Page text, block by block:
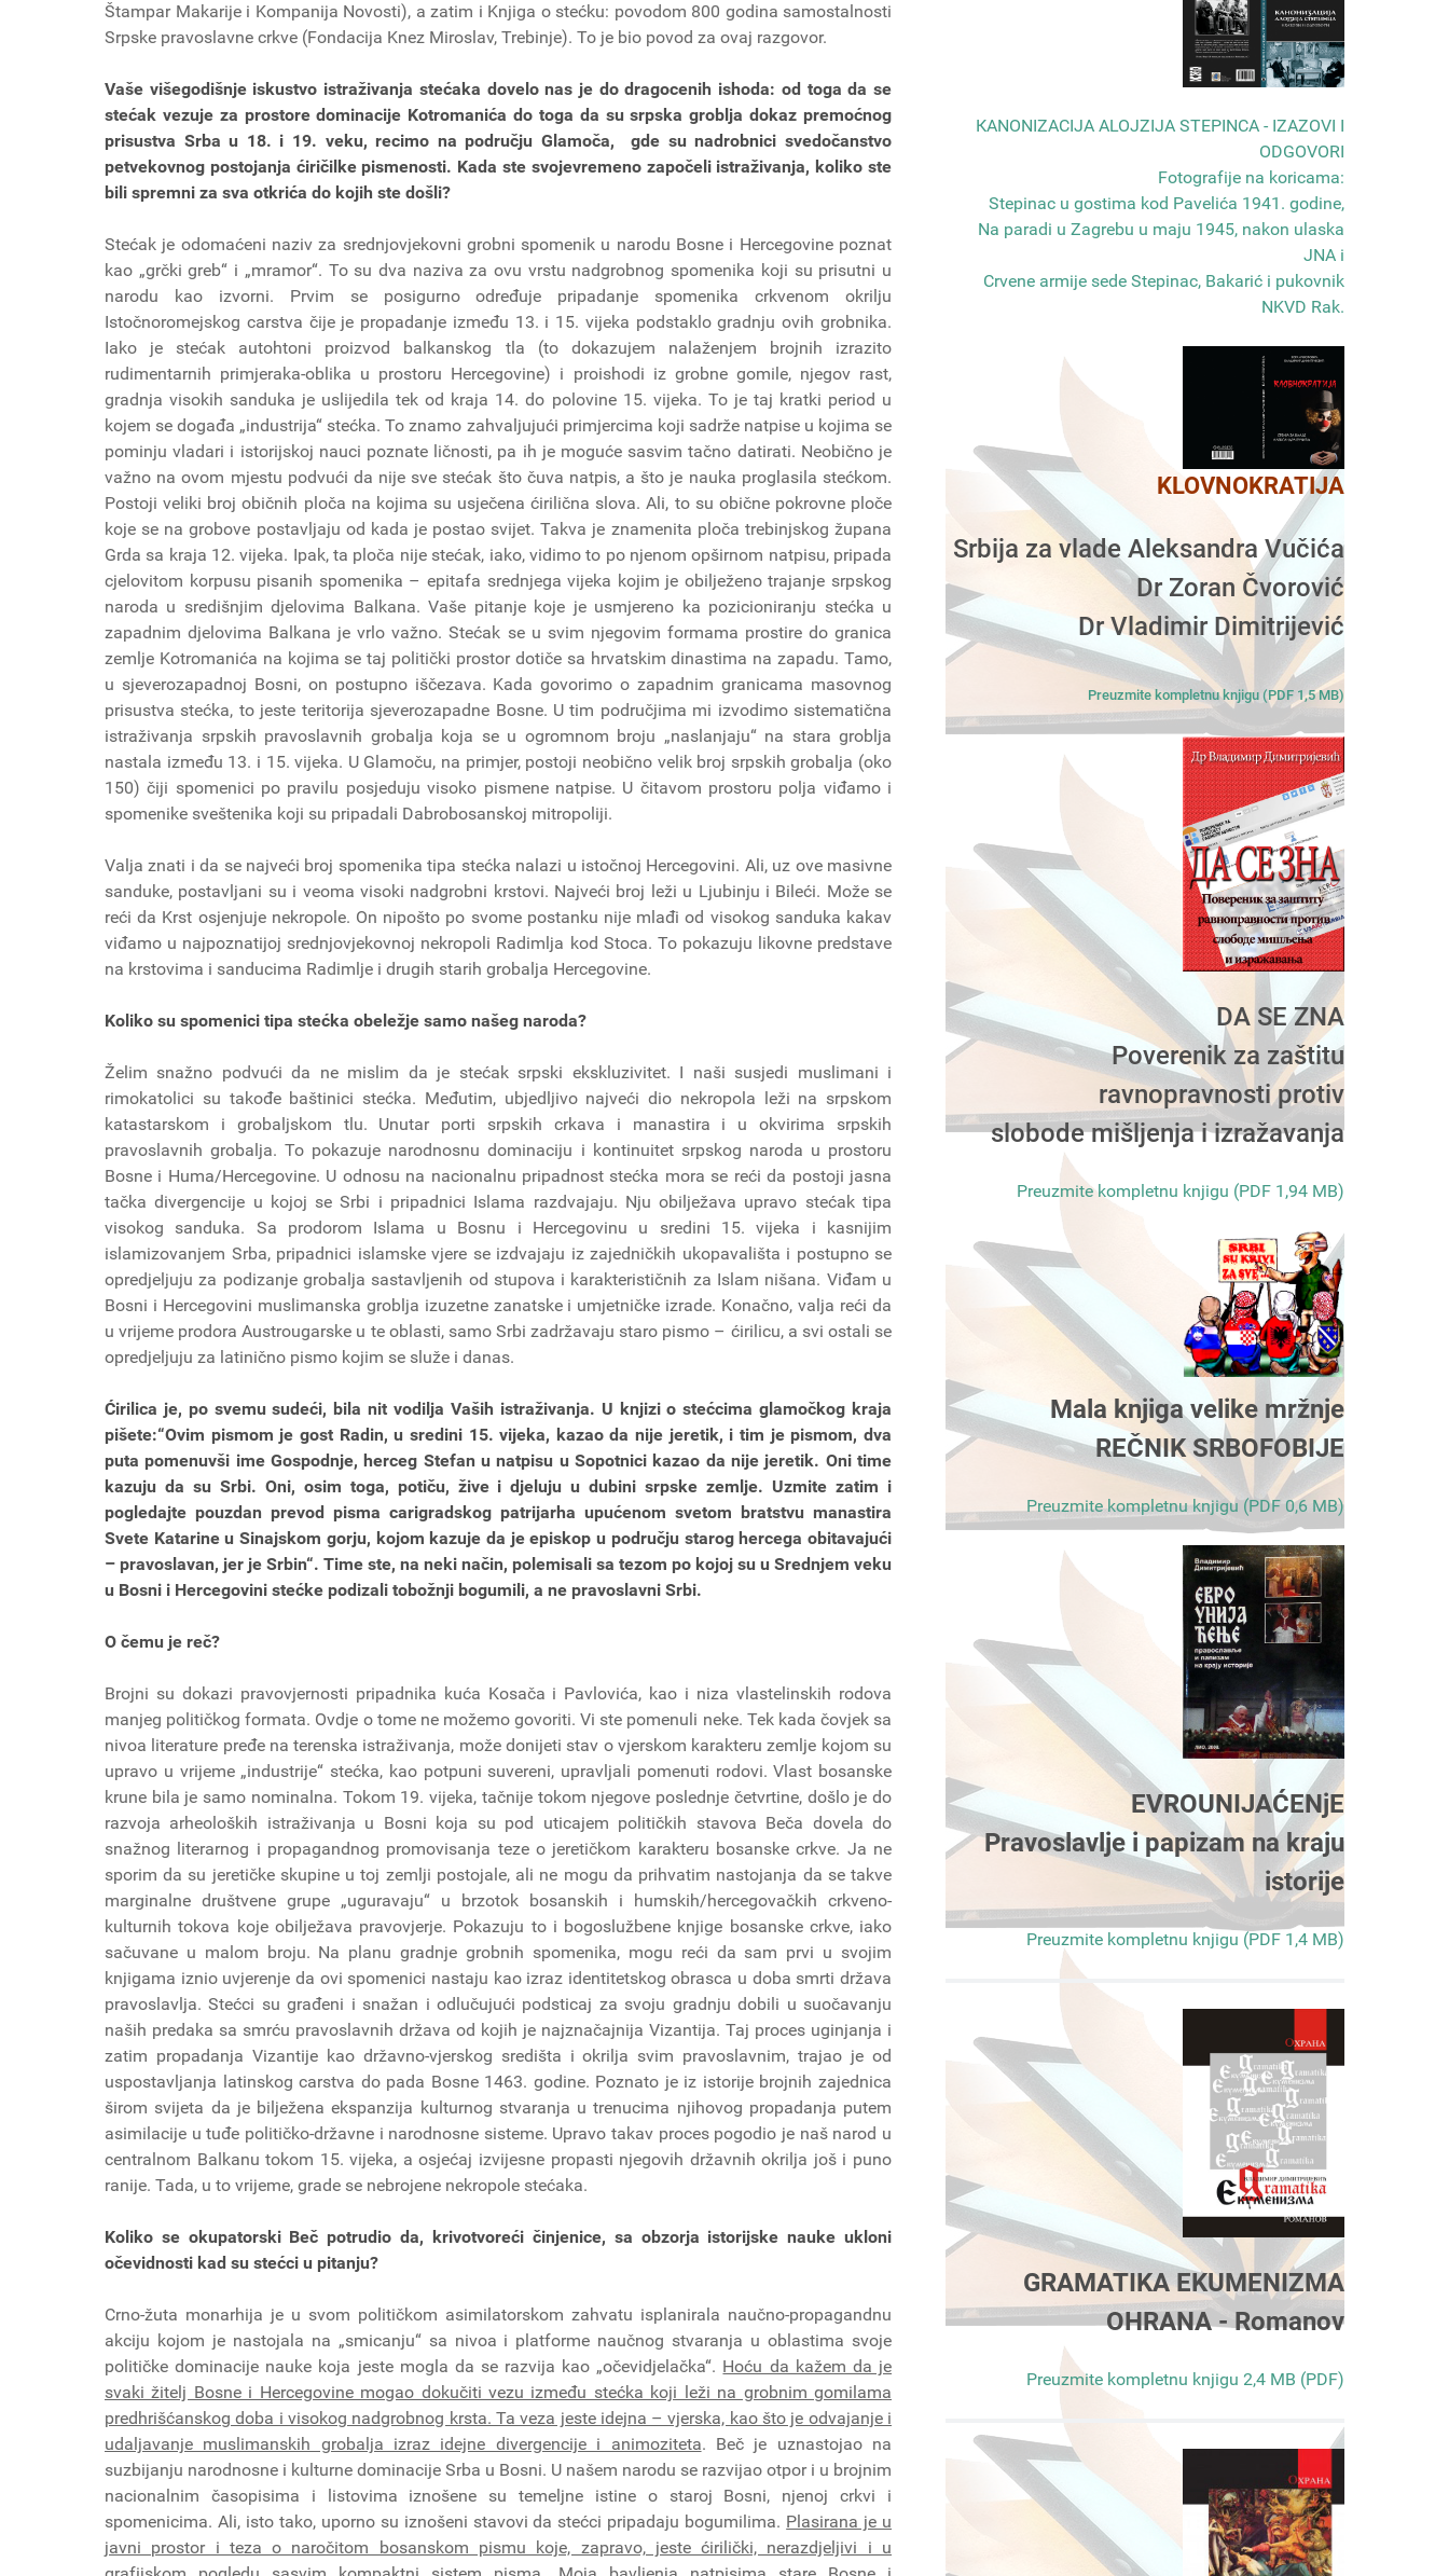
Štampar Makarije i Kompanija Novosti), a zatim i Knjiga o stećku: povodom 800 godina samostalnosti
Srpske pravoslavne crkve (Fondacija Knez Miroslav, Trebinje). To je bio povod za ovaj razgovor.
Vaše višegodišnje iskustvo istraživanja stećaka dovelo nas je do dragocenih ishoda: od toga da se
stećak vezuje za prostore dominacije Kotromanića do toga da su srpska groblja dokaz premoćnog
prisustva Srba u 18. i 19. veku, recimo na području Glamoča, gde su nadrobnici svedočanstvo
petvekovnog postojanja ćiričilke pismenosti. Kada ste svojevremeno započeli istraživanja, koliko ste
bili spremni za sva otkrića do kojih ste došli?
Stećak je odomaćeni naziv za srednjovjekovni grobni spomenik u narodu Bosne i Hercegovine poznat
kao „grčki greb“ i „mramor“. To su dva naziva za ovu vrstu nadgrobnog spomenika koji su prisutni u
narodu kao izvorni. Prvim se posigurno određuje pripadanje spomenika crkvenom okrilju
Istočnoromejskog carstva čije je propadanje između 13. i 15. vijeka podstaklo gradnju ovih grobnika.
Iako je stećak autohtoni proizvod balkanskog tla (to dokazujem nalaženjem brojnih izrazito
rudimentarnih primjeraka-oblika u prostoru Hercegovine) i proishodi iz grobne gomile, njegov rast,
gradnja visokih sanduka je uslijedila tek od kraja 14. do polovine 15. vijeka. To je taj kratki period u
kojem se događa „industrija“ stećka. To znamo zahvaljujući primjercima koji sadrže natpise u kojima se
pominju vladari i istorijskoj nauci poznate ličnosti, pa ih je moguće sasvim tačno datirati. Neobično je
važno na ovom mjestu podvući da nije sve stećak što čuva natpis, a što je nauka proglasila stećkom.
Postoji veliki broj običnih ploča na kojima su usječena ćirilična slova. Ali, to su obične pokrovne ploče
koje se na grobove postavljaju od kada je postao svijet. Takva je znamenita ploča trebinjskog župana
Grda sa kraja 12. vijeka. Ipak, ta ploča nije stećak, iako, vidimo to po njenom opširnom natpisu, pripada
cjelovitom korpusu pisanih spomenika – epitafa srednjega vijeka kojim je obilježeno trajanje srpskog
naroda u središnjim djelovima Balkana. Vaše pitanje koje je usmjereno ka pozicioniranju stećka u
zapadnim djelovima Balkana je vrlo važno. Stećak se u svim njegovim formama prostire do granica
zemlje Kotromanića na kojima se taj politički prostor dotiče sa hrvatskim dinastima na zapadu. Tamo,
u sjeverozapadnoj Bosni, on postupno iščezava. Kada govorimo o zapadnim granicama masovnog
prisustva stećka, to jeste teritorija sjeverozapadne Bosne. U tim područjima mi izvodimo sistematična
istraživanja srpskih pravoslavnih grobalja koja se u ogromnom broju „naslanjaju“ na stara groblja
nastala između 13. i 15. vijeka. U Glamoču, na primjer, postoji neobično velik broj srpskih grobalja (oko
150) čiji spomenici po pravilu posjeduju visoko pismene natpise. U čitavom prostoru polja viđamo i
spomenike sveštenika koji su pripadali Dabrobosanskoj mitropoliji.
Valja znati i da se najveći broj spomenika tipa stećka nalazi u istočnoj Hercegovini. Ali, uz ove masivne
sanduke, postavljani su i veoma visoki nadgrobni krstovi. Najveći broj leži u Ljubinju i Bileći. Može se
reći da Krst osjenjuje nekropole. On nipošto po svome postanku nije mlađi od visokog sanduka kakav
viđamo u najpoznatijoj srednjovjekovnoj nekropoli Radimlja kod Stoca. To pokazuju likovne predstave
na krstovima i sanducima Radimlje i drugih starih grobalja Hercegovine.
Koliko su spomenici tipa stećka obeležje samo našeg naroda?
Želim snažno podvući da ne mislim da je stećak srpski ekskluzivitet. I naši susjedi muslimani i
rimokatolici su takođe baštinici stećka. Međutim, ubjedljivo najveći dio nekropola leži na srpskom
katastarskom i grobaljskom tlu. Unutar porti srpskih crkava i manastira i u okvirima srpskih
pravoslavnih grobalja. To pokazuje narodnosnu dominaciju i kontinuitet srpskog naroda u prostoru
Bosne i Huma/Hercegovine. U odnosu na nacionalnu pripadnost stećka mora se reći da postoji jasna
tačka divergencije u kojoj se Srbi i pripadnici Islama razdvajaju. Nju obilježava upravo stećak tipa
visokog sanduka. Sa prodorom Islama u Bosnu i Hercegovinu u sredini 15. vijeka i kasnijim
islamizovanjem Srba, pripadnici islamske vjere se izdvajaju iz zajedničkih ukopavališta i postupno se
opredjeljuju za podizanje grobalja sastavljenih od stupova i karakterističnih za Islam nišana. Viđam u
Bosni i Hercegovini muslimanska groblja izuzetne zanatske i umjetničke izrade. Konačno, valja reći da
u vrijeme prodora Austrougarske u te oblasti, samo Srbi zadržavaju staro pismo – ćirilicu, a svi ostali se
opredjeljuju za latinično pismo kojim se služe i danas.
Ćirilica je, po svemu sudeći, bila nit vodilja Vaših istraživanja. U knjizi o stećcima glamočkog kraja
pišete:“Ovim pismom je gost Radin, u sredini 15. vijeka, kazao da nije jeretik, i tim je pismom, dva
puta pomenuvši ime Gospodnje, herceg Stefan u natpisu u Sopotnici kazao da nije jeretik. Oni time
kazuju da su Srbi. Oni, osim toga, potiču, žive i djeluju u dubini srpske zemlje. Uzmite zatim i
pogledajte pouzdan prevod pisma carigradskog patrijarha upućenom svetom bratstvu manastira
Svete Katarine u Sinajskom gorju, kojom kazuje da je episkop u području starog hercega obitavajući
– pravoslavan, jer je Srbin“. Time ste, na neki način, polemisali sa tezom po kojoj su u Srednjem veku
u Bosni i Hercegovini stećke podizali tobožnji bogumili, a ne pravoslavni Srbi.
O čemu je reč?
Brojni su dokazi pravovjernosti pripadnika kuća Kosača i Pavlovića, kao i niza vlastelinskih rodova
manjeg političkog formata. Ovdje o tome ne možemo govoriti. Vi ste pomenuli neke. Tek kada čovjek sa
nivoa literature pređe na terenska istraživanja, može donijeti stav o vjerskom karakteru zemlje kojom su
upravo u vrijeme „industrije“ stećka, kao potpuni suvereni, upravljali pomenuti rodovi. Vlast bosanske
krune bila je samo nominalna. Tokom 19. vijeka, tačnije tokom njegove poslednje četvrtine, došlo je do
razvoja arheoloških istraživanja u Bosni koja su pod uticajem političkih stavova Beča dovela do
snažnog literarnog i propagandnog promovisanja teze o jeretičkom karakteru bosanske crkve. Ja ne
sporim da su jeretičke skupine u toj zemlji postojale, ali ne mogu da prihvatim nastojanja da se takve
marginalne društvene grupe „uguravaju“ u brzotok bosanskih i humskih/hercegovačkih crkveno-
kulturnih tokova koje obilježava pravovjerje. Pokazuju to i bogoslužbene knjige bosanske crkve, iako
sačuvane u malom broju. Na planu gradnje grobnih spomenika, mogu reći da sam prvi u svojim
knjigama iznio uvjerenje da ovi spomenici nastaju kao izraz identitetskog obrasca u doba smrti država
pravoslavlja. Stećci su građeni i snažan i odlučujući podsticaj za svoju gradnju dobili u suočavanju
naših predaka sa smrću pravoslavnih država od kojih je najznačajnija Vizantija. Taj proces uginjanja i
zatim propadanja Vizantije kao državno-vjerskog središta i okrilja svim pravoslavnim, trajao je od
uspostavljanja latinskog carstva do pada Bosne 1463. godine. Poznato je iz istorije brojnih zajednica
širom svijeta da je bilježena ekspanzija kulturnog stvaranja u trenucima njihovog propadanja putem
asimilacije u tuđe političko-državne i narodnosne sisteme. Upravo takav proces pogodio je naš narod u
centralnom Balkanu tokom 15. vijeka, a osjećaj izvijesne propasti njegovih državnih okrilja još i puno
ranije. Tada, u to vrijeme, grade se nebrojene nekropole stećaka.
Koliko se okupatorski Beč potrudio da, krivotvoreći činjenice, sa obzorja istorijske nauke ukloni
očevidnosti kad su stećci u pitanju?
Crno-žuta monarhija je u svom političkom asimilatorskom zahvatu isplanirala naučno-propagandnu
akciju kojom je nastojala na „smicanju“ sa nivoa i platforme naučnog stvaranja u oblastima svoje
političke dominacije nauke koja jeste mogla da se razvija kao „očevidjelačka“. Hoću da kažem da je
svaki žitelj Bosne i Hercegovine mogao dokučiti vezu između stećka koji leži na grobnim gomilama
predhrišćanskog doba i visokog nadgrobnog krsta. Ta veza jeste idejna – vjerska, kao što je odvajanje i
udaljavanje muslimanskih grobalja izraz idejne divergencije i animoziteta. Beč je uznastojao na
suzbijanju narodnosne i kulturne dominacije Srba u Bosni. U našem narodu se razvijao otpor i u brojnim
nacionalnim časopisima i listovima iznošene su temeljne istine o staroj Bosni, njenoj crkvi i
spomenicima. Ali, isto tako, uporno su iznošeni stavovi da stećci pripadaju bogumilima. Plasirana je u
javni prostor i teza o naročitom bosanskom pismu koje, zapravo, jeste ćirilički, nerazdjeljivi i u
КANONIZACIJA ALOJZIJA STEPINCA - IZAZOVI I
ODGOVORI
Fotografije na koricama:
Stepinac u gostima kod Pavelića 1941. godine,
Na paradi u Zagrebu u maju 1945, nakon ulaska
JNA i
Crvene armije sede Stepinac, Bakarić i pukovnik
NKVD Rak.
KLOVNOKRATIJA
Srbija za vlade Aleksandra Vučića
Dr Zoran Čvorović
Dr Vladimir Dimitrijević
Preuzmite kompletnu knjigu (PDF 1,5 MB)
DA SE ZNA
Poverenik za zaštitu
ravnopravnosti protiv
slobode mišljenja i izražavanja
Preuzmite kompletnu knjigu (PDF 1,94 MB)
Mala knjiga velike mržnje
REČNIK SRBOFOBIJE
Preuzmite kompletnu knjigu (PDF 0,6 MB)
EVROUNIJAĆENjE
Pravoslavlje i papizam na kraju
istorije
Preuzmite kompletnu knjigu (PDF 1,4 MB)
GRAMATIKA EKUMENIZMA
OHRANA - Romanov
Preuzmite kompletnu knjigu 2,4 MB (PDF)